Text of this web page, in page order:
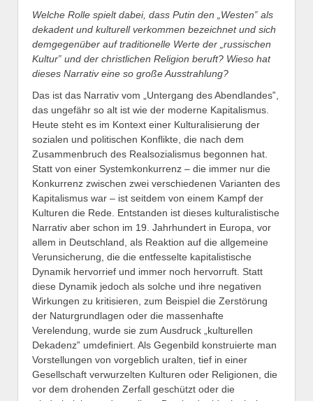
Welche Rolle spielt dabei, dass Putin den „Westen‟ als
dekadent und kulturell verkommen bezeichnet und sich
demgegenüber auf traditionelle Werte der „russischen
Kultur‟ und der christlichen Religion beruft? Wieso hat
dieses Narrativ eine so große Ausstrahlung?
Das ist das Narrativ vom „Untergang des Abendlandes‟,
das ungefähr so alt ist wie der moderne Kapitalismus.
Heute steht es im Kontext einer Kulturalisierung der
sozialen und politischen Konflikte, die nach dem
Zusammenbruch des Realsozialismus begonnen hat.
Statt von einer Systemkonkurrenz – die immer nur die
Konkurrenz zwischen zwei verschiedenen Varianten des
Kapitalismus war – ist seitdem von einem Kampf der
Kulturen die Rede. Entstanden ist dieses kulturalistische
Narrativ aber schon im 19. Jahrhundert in Europa, vor
allem in Deutschland, als Reaktion auf die allgemeine
Verunsicherung, die die entfesselte kapitalistische
Dynamik hervorrief und immer noch hervorruft. Statt
diese Dynamik jedoch als solche und ihre negativen
Wirkungen zu kritisieren, zum Beispiel die Zerstörung
der Naturgrundlagen oder die massenhafte
Verelendung, wurde sie zum Ausdruck „kulturellen
Dekadenz‟ umdefiniert. Als Gegenbild konstruierte man
Vorstellungen von vorgeblich uralten, tief in einer
Gesellschaft verwurzelten Kulturen oder Religionen, die
vor dem drohenden Zerfall geschützt oder die